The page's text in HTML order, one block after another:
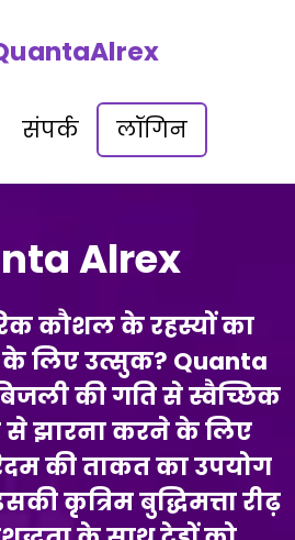
संपर्क लॉगिन
Alrex
कौशल के रहस्यों का
लिए उत्सुक? Quanta
की गति से स्वैच्छिक
से झारना करने के लिए
की ताकत का उपयोग
कृत्रिम बुद्धिमत्ता रीढ़